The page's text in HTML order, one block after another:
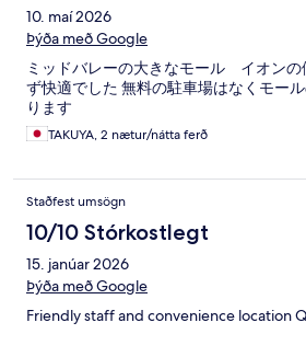
10. maí 2026
Þýða með Google
ミッドバレーの大きなモール イオンの
ず快適でした 無料の駐車場はなくモー
ります
TAKUYA, 2 nætur/nátta ferð
Staðfest umsögn
10/10 Stórkostlegt
15. janúar 2026
Þýða með Google
Friendly staff and convenience location